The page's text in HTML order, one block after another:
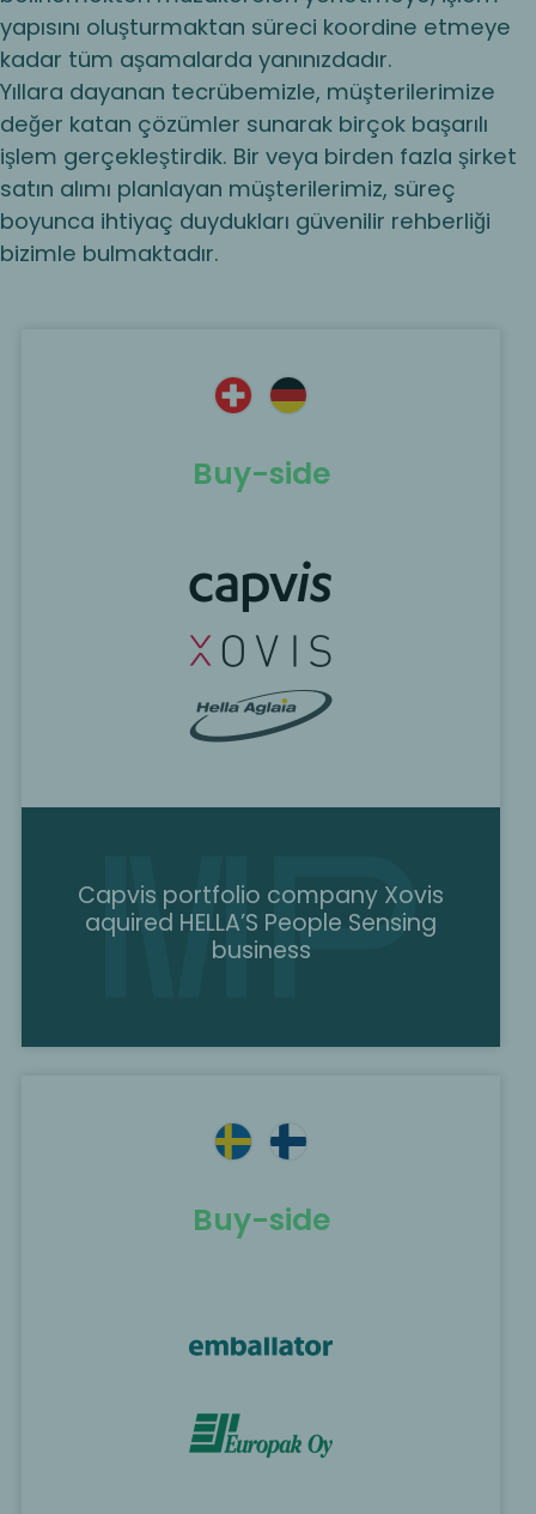
yapısını oluşturmaktan süreci koordine etmeye
kadar tüm aşamalarda yanınızdadır.
Yıllara dayanan tecrübemizle, müşterilerimize
değer katan çözümler sunarak birçok başarılı
işlem gerçekleştirdik. Bir veya birden fazla şirket
satın alımı planlayan müşterilerimiz, süreç
boyunca ihtiyaç duydukları güvenilir rehberliği
bizimle bulmaktadır.
Buy-side
Capvis portfolio company Xovis
aquired HELLA’S People Sensing
business
Buy-side